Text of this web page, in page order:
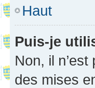
Haut
Puis-je
Non, il
des mises